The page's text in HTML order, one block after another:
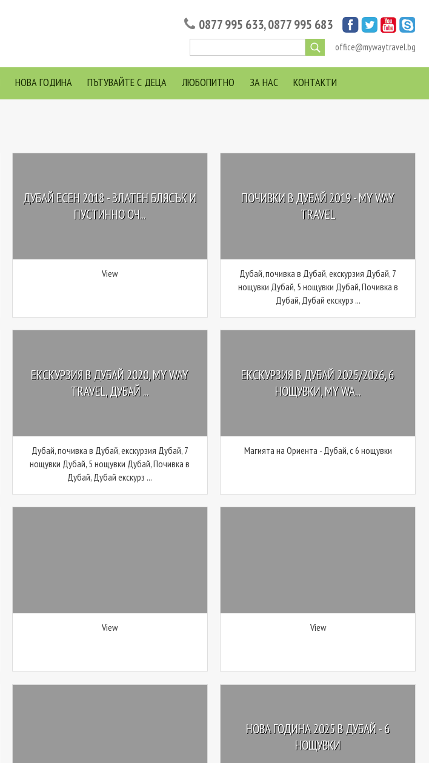
0877 995 633,0877 995 683
office@mywaytravel.bg
НОВА ГОДИНА ПЪТУВАЙТЕ С ДЕЦА ЛЮБОПИТНО ЗА НАС КОНТАКТИ
ДУБАЙ EСЕН 2018 - ЗЛАТЕН БЛЯСЪК И
ПУСТИННО ОЧ...
View
ПОЧИВКИ В ДУБАЙ 2019 - MY WAY
TRAVEL
Дубай, почивка в Дубай, екскурзия Дубай, 7
нощувки Дубай, 5 нощувки Дубай, Почивка в
Дубай, Дубай екскурз ...
ЕКСКУРЗИЯ В ДУБАЙ 2020, MY WAY
TRAVEL, ДУБАЙ ...
Дубай, почивка в Дубай, екскурзия Дубай, 7
нощувки Дубай, 5 нощувки Дубай, Почивка в
Дубай, Дубай екскурз ...
ЕКСКУРЗИЯ В ДУБАЙ 2025/2026, 6
НОЩУВКИ, MY WA...
Магията на Ориента - Дубай, с 6 нощувки
View View
НОВА ГОДИНА 2025 В ДУБАЙ - 6
НОЩУВКИ